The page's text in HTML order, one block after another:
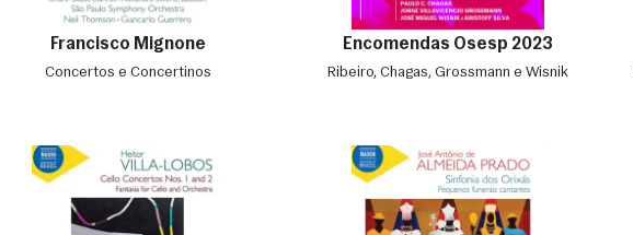
Francisco Mignone
Concertos e Concertinos
Encomendas Osesp 2023
Ribeiro, Chagas, Grossmann e Wisnik